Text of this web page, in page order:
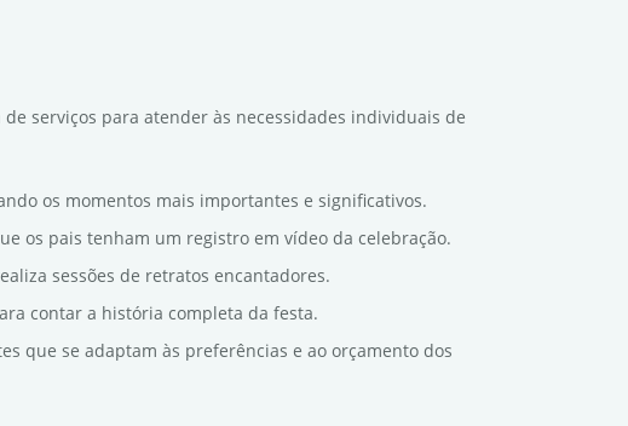
serviços para atender às necessidades individuais de
os momentos mais importantes e significativos.
os pais tenham um registro em vídeo da celebração.
sessões de retratos encantadores.
contar a história completa da festa.
que se adaptam às preferências e ao orçamento dos